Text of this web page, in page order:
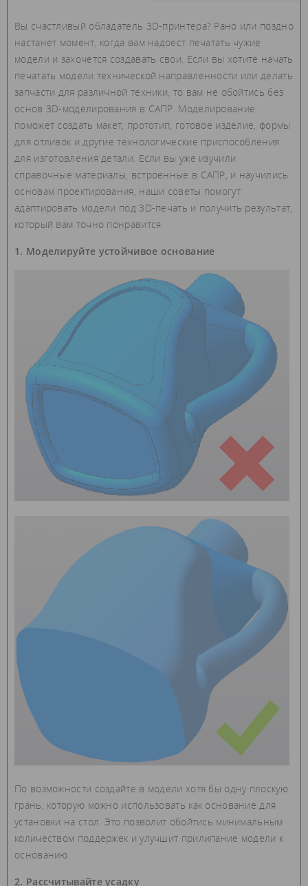
Вы счастливый обладатель 3D-принтера? Рано или поздно
настанет момент, когда вам надоест печатать чужие
модели и захочется создавать свои. Если вы хотите начать
печатать модели технической направленности или делать
запчасти для различной техники, то вам не обойтись без
основ 3D-моделирования в САПР. Моделирование
поможет создать макет, прототип, готовое изделие, формы
для отливок и другие технологические приспособления
для изготовления детали. Если вы уже изучили
справочные материалы, встроенные в САПР, и научились
основам проектирования, наши советы помогут
адаптировать модели под 3D-печать и получить результат,
который вам точно понравится.
1. Моделируйте устойчивое основание
По возможности создайте в модели хотя бы одну плоскую
грань, которую можно использовать как основание для
установки на стол. Это позволит обойтись минимальным
количеством поддержек и улучшит прилипание модели к
основанию.
2. Рассчитывайте усадку